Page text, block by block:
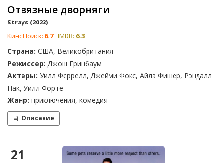
Отвязные дворняги
Strays (2023)
КиноПоиск: 6.7 IMDB: 6.3
Страна: США, Великобритания
Режиссер: Джош Гринбаум
Актеры: Уилл Феррелл, Джейми Фокс, Айла Фишер, Рэндалл
Пак, Уилл Форте
Жанр: приключения, комедия
Описание
21